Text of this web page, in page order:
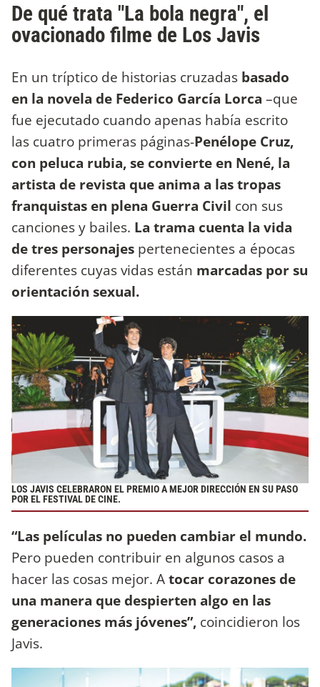
De qué trata "La bola negra", el
ovacionado filme de Los Javis
En un tríptico de historias cruzadas basado
en la novela de Federico García Lorca –que
fue ejecutado cuando apenas había escrito
las cuatro primeras páginas-Penélope Cruz,
con peluca rubia, se convierte en Nené, la
artista de revista que anima a las tropas
franquistas en plena Guerra Civil con sus
canciones y bailes. La trama cuenta la vida
de tres personajes pertenecientes a épocas
diferentes cuyas vidas están marcadas por su
orientación sexual.
LOS JAVIS CELEBRARON EL PREMIO A MEJOR DIRECCIÓN EN SU PASO
POR EL FESTIVAL DE CINE.
“Las películas no pueden cambiar el mundo.
Pero pueden contribuir en algunos casos a
hacer las cosas mejor. Atocar corazones de
una manera que despierten algo en las
generaciones más jóvenes”, coincidieron los
Javis.